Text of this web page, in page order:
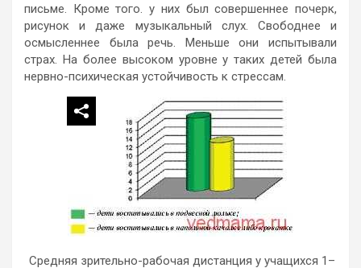
письме. Кроме того. у них был совершеннее почерк,
рисунок и даже музыкальный слух. Свободнее и
осмысленнее была речь. Меньше они испытывали
страх. На более высоком уровне у таких детей была
нервно-психическая устойчивость к стрессам.
Средняя зрительно-рабочая дистанция у учащихся 1–